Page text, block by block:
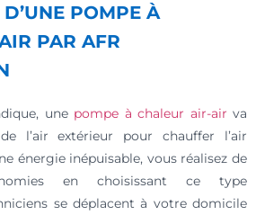
POMPE À
PAR AFR
unepompe à chaleur air-air va
l’air extérieur pour chauffer l’air
énergie inépuisable, vous réalisez de
en choisissant ce type
se déplacent à votre domicile